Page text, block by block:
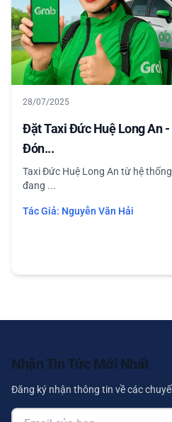
28/07/2025
Đặt Taxi Đức Huệ Long An -
Đón...
Taxi Đức Huệ Long An từ hệ
đang ...
Tác Giả: Nguyễn Văn Hải
Nhận Tin Tức Mới Nhất
Đăng ký nhận thông tin về các